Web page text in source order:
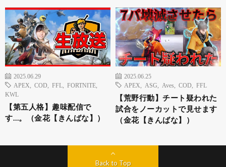
2025.06.29
APEX
COD FFL FORTNITE
KWL
【第五人格】趣味配信で
す…。（金花【きんばな】）
2025.06.25
APEX
ASG Aves COD FFL
【荒野行動】チート疑われた
試合をノーカットで見せます
（金花【きんばな】）
Back to Top